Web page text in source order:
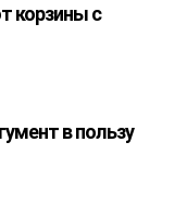
корзины с
в пользу